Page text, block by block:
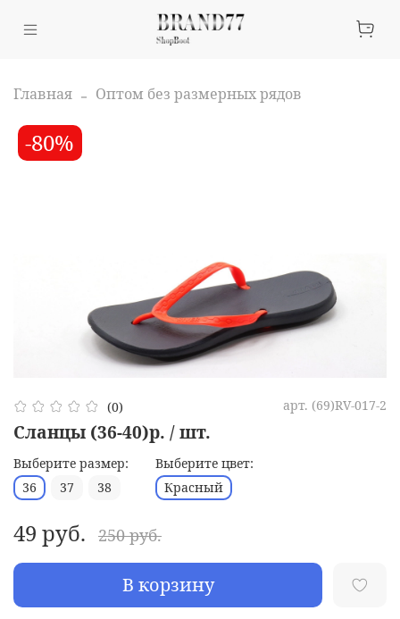
Главная Оптом без размерных рядов
-80%
(0) арт. (69)RV-017-2
Сланцы (36-40)р. / шт.
Выберите размер:
36
37 38
Выберите цвет:
Красный
49 руб. 250 руб.
В корзину